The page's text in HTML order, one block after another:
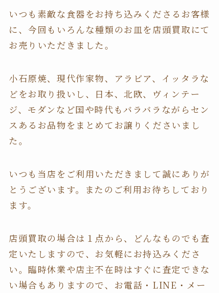
いつも素敵な食器をお持ち込みくださるお客様
に、今回もいろんな種類のお皿を店頭買取にて
お売りいただきました。
小石原焼、現代作家物、アラビア、イッタラな
どをお取り扱いし、日本、北欧、ヴィンテー
ジ、モダンなど国や時代もバラバラながらセン
スあるお品物をまとめてお譲りくださいまし
た。
いつも当店をご利用いただきまして誠にありが
とうございます。またのご利用お待ちしており
ます。
店頭買取の場合は１点から、どんなものでも査
定いたしますので、お気軽にお持込みくださ
い。臨時休業や店主不在時はすぐに査定できな
い場合もありますので、お電話・LINE・メー